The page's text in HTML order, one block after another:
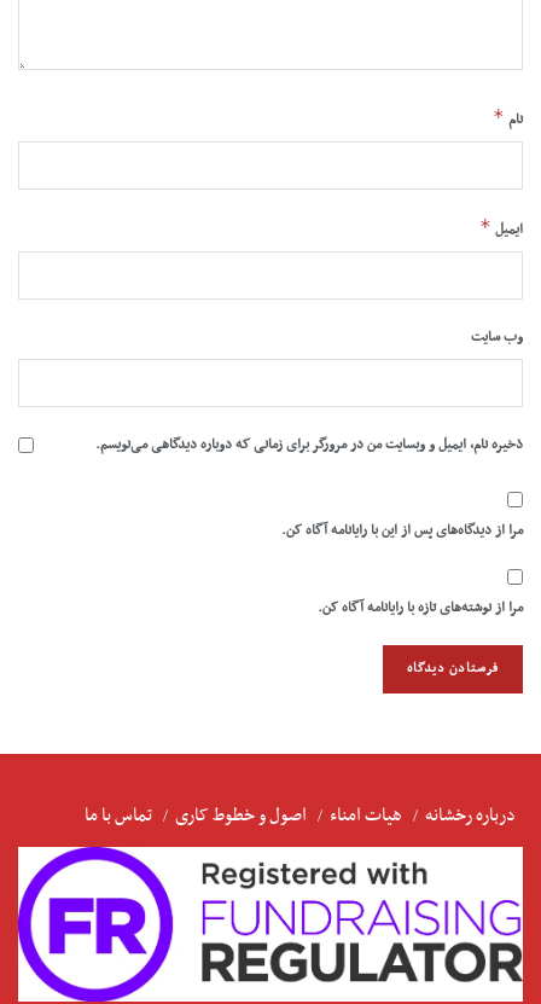
نام *
ایمیل *
وب‌ سایت
ذخیره نام، ایمیل و وبسایت من در مرورگر برای زمانی که دوباره دیدگاهی می‌نویسم.
مرا از دیدگاه‌های پس از این با رایانامه آگاه کن.
مرا از نوشته‌های تازه با رایانامه آگاه کن.
درباره رخشانه هیات امناء اصول و خطوط کاری تماس با ما